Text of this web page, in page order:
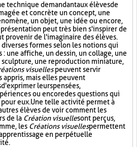
technique demandant aux élèves de
et concrète un concept, une
un objet, une idée ou encore,
peut très bien s'inspirer de
provenir de l'imaginaire des élèves.
formes selon les notions qui
une affiche, un dessin, un collage, une
une reproduction miniature,
visuellespeuvent servir
appris, mais elles peuvent
leurs pensées,
ou encore des questions qui
eux. Une telle activité permet à
élèves de voir comment les
de la Création visuellesont perçus,
les Créations visuellespermettent
en perpétuelle